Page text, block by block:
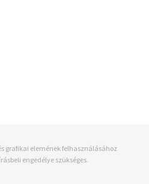
grafikai elemének felhasználásához
engedélye szükséges.